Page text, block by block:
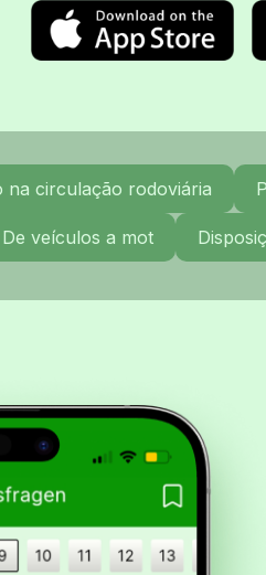
na circulação rodoviária
veículos a mot